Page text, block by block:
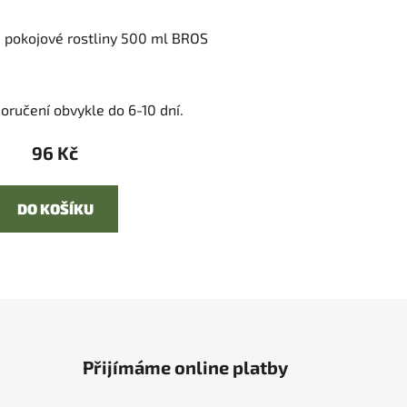
rostliny 500 ml BROS
obvykle do 6-10 dní.
96 Kč
DO KOŠÍKU
Přijímáme online platby